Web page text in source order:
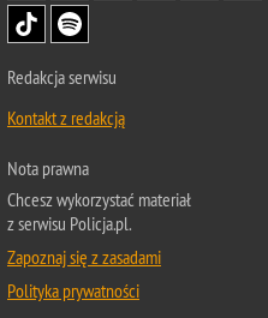
Redakcja serwisu
Kontakt z redakcją
Nota prawna
Chcesz wykorzystać materiał
z serwisu Policja.pl.
Zapoznaj się z zasadami
Polityka prywatności